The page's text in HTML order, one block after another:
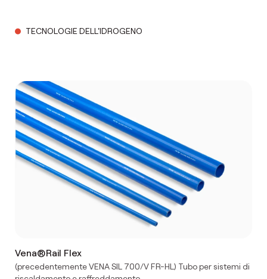
TECNOLOGIE DELL'IDROGENO
Vena®Rail Flex
(precedentemente VENA SIL 700/V FR-HL) Tubo per sistemi di